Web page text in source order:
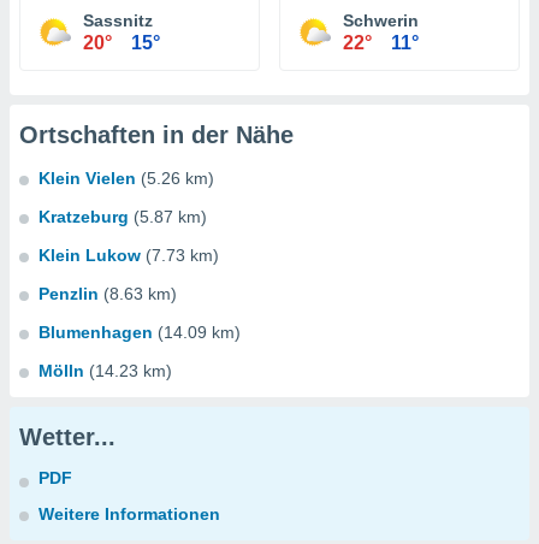
Sassnitz
20° 15°
Schwerin
22° 11°
Ortschaften in der Nähe
Klein Vielen (5.26 km)
Kratzeburg (5.87 km)
Klein Lukow (7.73 km)
Penzlin (8.63 km)
Blumenhagen (14.09 km)
Mölln (14.23 km)
Wetter...
PDF
Weitere Informationen